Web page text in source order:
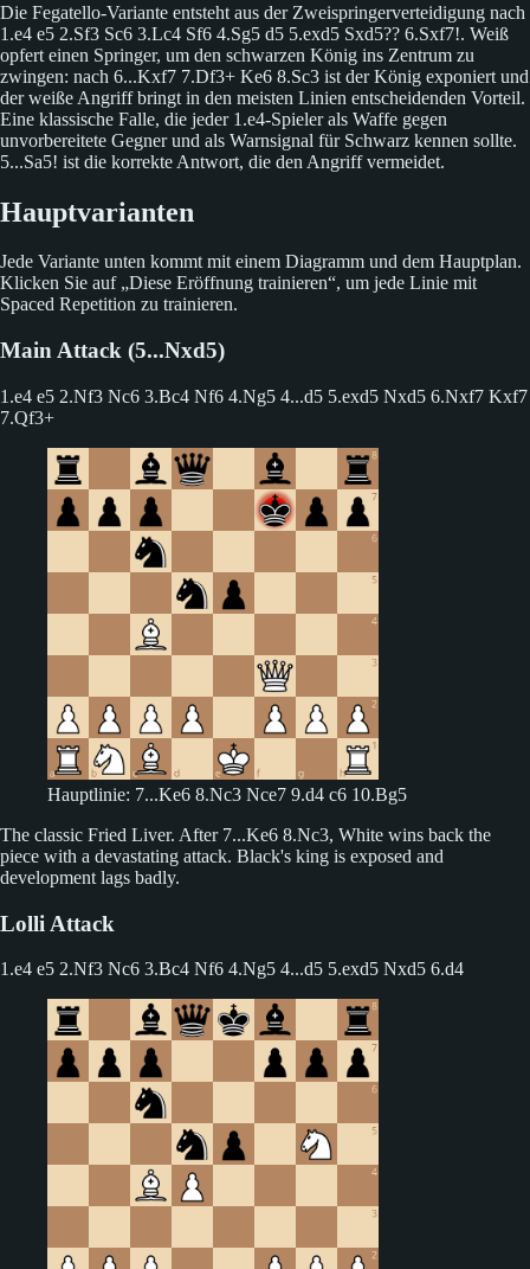
Die Fegatello-Variante entsteht aus der Zweispringerverteidigung nach
1.e4 e5 2.Sf3 Sc6 3.Lc4 Sf6 4.Sg5 d5 5.exd5 Sxd5?? 6.Sxf7!. Weiß
opfert einen Springer, um den schwarzen König ins Zentrum zu
zwingen: nach 6...Kxf7 7.Df3+ Ke6 8.Sc3 ist der König exponiert und
der weiße Angriff bringt in den meisten Linien entscheidenden Vorteil.
Eine klassische Falle, die jeder 1.e4-Spieler als Waffe gegen
unvorbereitete Gegner und als Warnsignal für Schwarz kennen sollte.
5...Sa5! ist die korrekte Antwort, die den Angriff vermeidet.
Hauptvarianten
Jede Variante unten kommt mit einem Diagramm und dem Hauptplan.
Klicken Sie auf „Diese Eröffnung trainieren“, um jede Linie mit
Spaced Repetition zu trainieren.
Main Attack (5...Nxd5)
1.e4 e5 2.Nf3 Nc6 3.Bc4 Nf6 4.Ng5 4...d5 5.exd5 Nxd5 6.Nxf7 Kxf7
7.Qf3+
Hauptlinie: 7...Ke6 8.Nc3 Nce7 9.d4 c6 10.Bg5
The classic Fried Liver. After 7...Ke6 8.Nc3, White wins back the
piece with a devastating attack. Black's king is exposed and
development lags badly.
Lolli Attack
1.e4 e5 2.Nf3 Nc6 3.Bc4 Nf6 4.Ng5 4...d5 5.exd5 Nxd5 6.d4